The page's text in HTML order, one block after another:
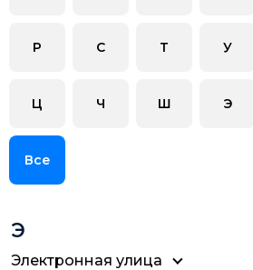
Р С Т У
Ц Ч Ш Э
Все
Э
Электронная улица